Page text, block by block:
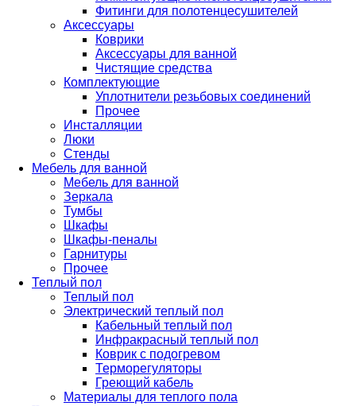
Фитинги для полотенцесушителей
Аксессуары
Коврики
Аксессуары для ванной
Чистящие средства
Комплектующие
Уплотнители резьбовых соединений
Прочее
Инсталляции
Люки
Стенды
Мебель для ванной
Мебель для ванной
Зеркала
Тумбы
Шкафы
Шкафы-пеналы
Гарнитуры
Прочее
Теплый пол
Теплый пол
Электрический теплый пол
Кабельный теплый пол
Инфракрасный теплый пол
Коврик с подогревом
Терморегуляторы
Греющий кабель
Материалы для теплого пола